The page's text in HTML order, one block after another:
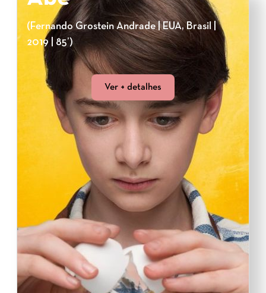
(Fernando Grostein Andrade | EUA, Brasil |
2019 | 85’)
Ver + detalhes